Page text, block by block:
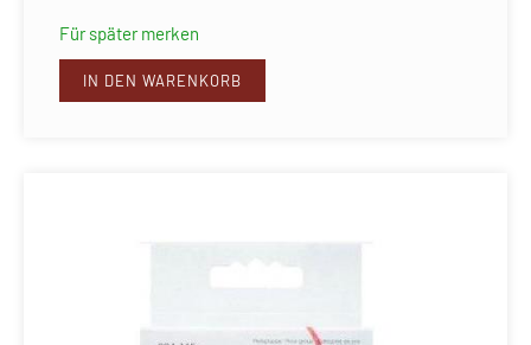
Für später merken
IN DEN WARENKORB